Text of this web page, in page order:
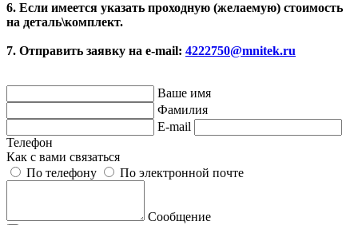
6. Если имеется указать проходную (желаемую) стоимость
на деталь\комплект.
7. Отправить заявку на e-mail: 4222750@mnitek.ru
Ваше имя
Фамилия
E-mail
Телефон
Как с вами связаться
По телефону
По электронной почте
Сообщение